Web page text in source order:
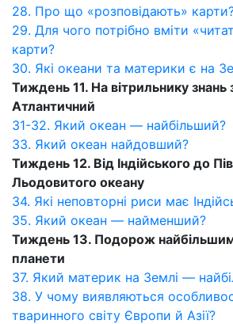
28. Про що «розповідають»
29. Для чого потрібно вміти
карти?
30. Які океани та материки є на
Тиждень 11. На вітрильнику знань
Атлантичний
31-32. Який океан — найбільший?
33. Який океан найдовший?
Тиждень 12. Від Індійського до
Льодовитого океану
34. Які неповторні риси має
35. Який океан — найменший?
Тиждень 13. Подорож
планети
37. Який материк на Землі —
38. У чому виявляються
тваринного світу Європи й Азії?